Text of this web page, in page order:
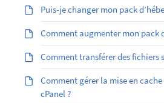
Puis-je changer mon pack
Comment augmenter mon pack
Comment transférer des fichiers
Comment gérer la mise en cache
cPanel ?